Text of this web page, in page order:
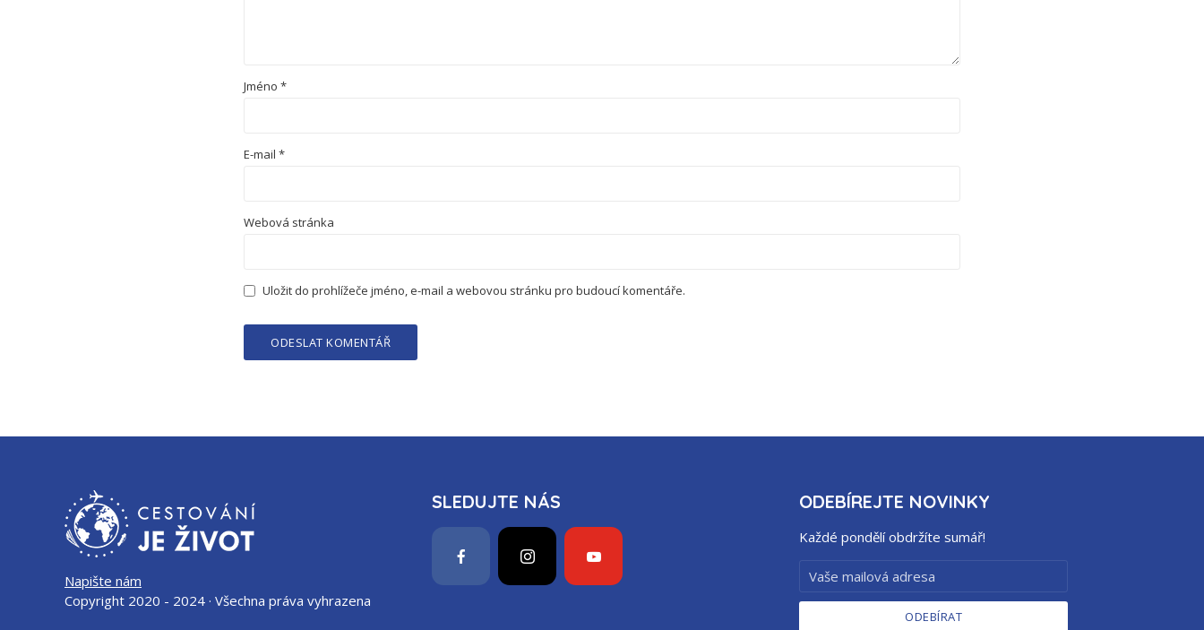
Jméno *
E-mail *
Webová stránka
Uložit do prohlížeče jméno, e-mail a webovou stránku pro budoucí komentáře.
Napište nám
Copyright 2020 - 2024 · Všechna práva vyhrazena
SLEDUJTE NÁS ODEBÍREJTE NOVINKY
Každé pondělí obdržíte sumář!